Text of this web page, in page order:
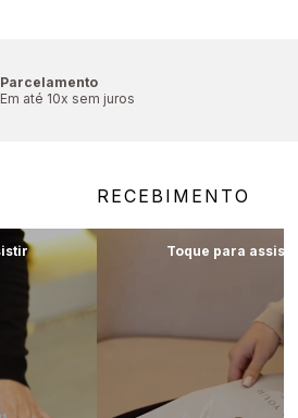
Parcelamento
Em até 10x sem juros
RECEBIMENTO